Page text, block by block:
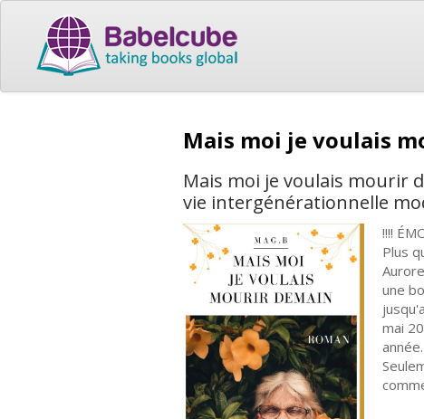
Mais moi je voulais
Mais moi je voulais mourir
vie intergénérationnelle
!!!!
Plus
une
mai